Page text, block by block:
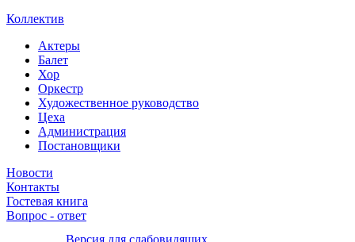
Коллектив
Актеры
Балет
Хор
Оркестр
Художественное руководство
Цеха
Администрация
Постановщики
Новости
Контакты
Гостевая книга
Вопрос - ответ